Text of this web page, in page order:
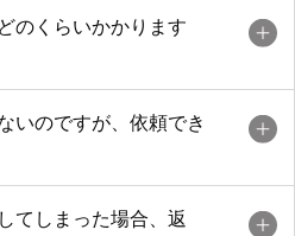
のくらいかかります
いのですが、依頼でき
てしまった場合、返